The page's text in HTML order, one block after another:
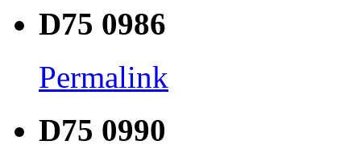
D75 0986
Permalink
D75 0990